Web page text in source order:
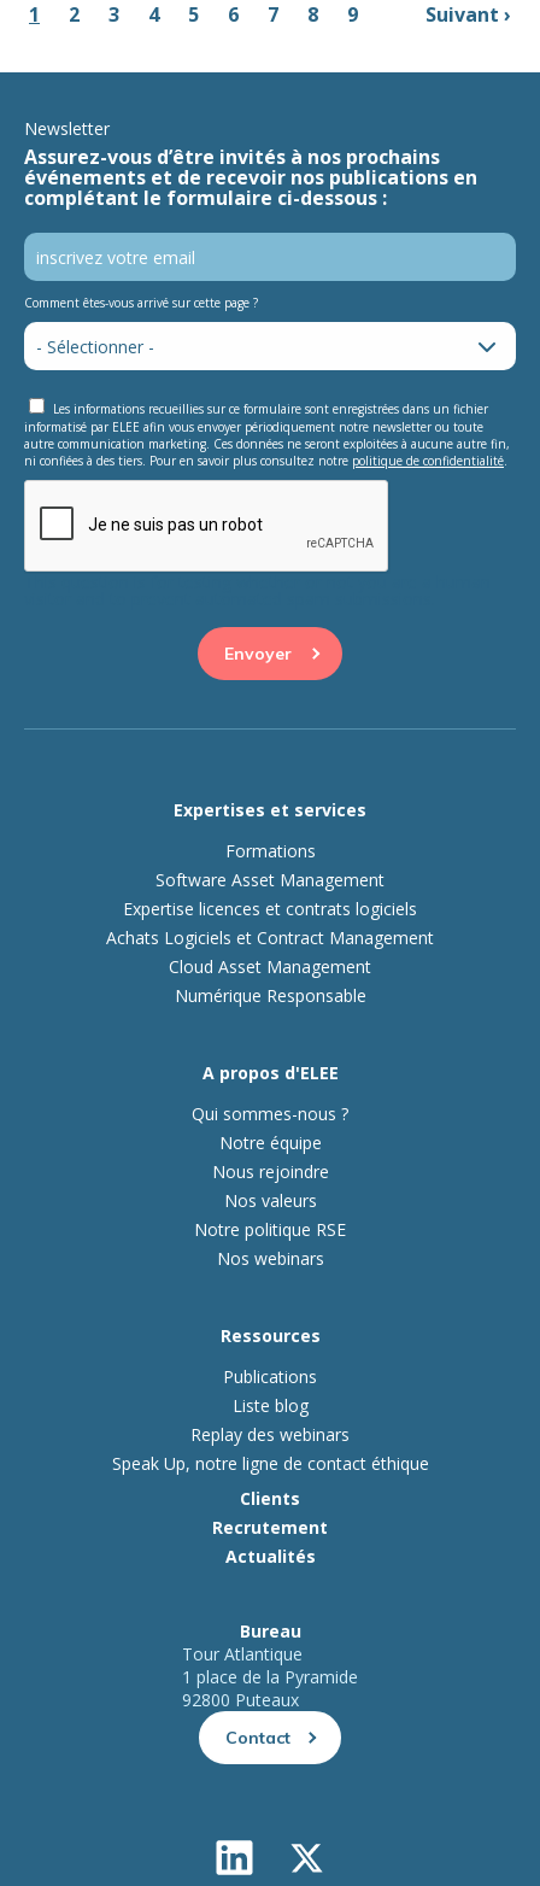
1 2 3 4 5 6 7 8 9 Suivant ›
Newsletter
Assurez-vous d’être invités à nos prochains
événements et de recevoir nos publications en
complétant le formulaire ci-dessous :
Comment êtes-vous arrivé sur cette page ?
Les informations recueillies sur ce formulaire sont enregistrées dans un fichier
informatisé par ELEE afin vous envoyer périodiquement notre newsletter ou toute
autre communication marketing. Ces données ne seront exploitées à aucune autre fin,
ni confiées à des tiers. Pour en savoir plus consultez notre politique de confidentialité.
Expertises et services
Formations
Software Asset Management
Expertise licences et contrats logiciels
Achats Logiciels et Contract Management
Cloud Asset Management
Numérique Responsable
A propos d'ELEE
Qui sommes-nous ?
Notre équipe
Nous rejoindre
Nos valeurs
Notre politique RSE
Nos webinars
Ressources
Publications
Liste blog
Replay des webinars
Speak Up, notre ligne de contact éthique
Clients
Recrutement
Actualités
Bureau
Tour Atlantique
1 place de la Pyramide
92800 Puteaux
Contact